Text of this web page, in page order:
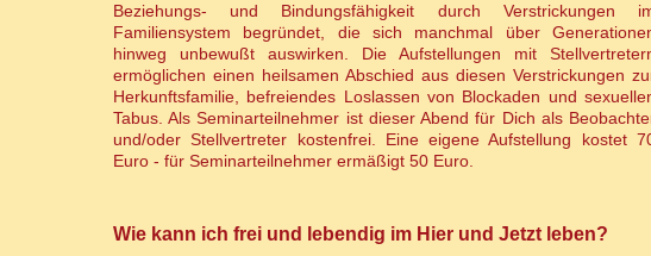
Beziehungs- und Bindungsfähigkeit durch Verstrickungen
Familiensystem begründet, die sich manchmal über
hinweg unbewußt auswirken. Die Aufstellungen mit
ermöglichen einen heilsamen Abschied aus diesen Verstrickungen
Herkunftsfamilie, befreiendes Loslassen von Blockaden und
Tabus. Als Seminarteilnehmer ist dieser Abend für Dich als
und/oder Stellvertreter kostenfrei. Eine eigene Aufstellung kostet
Euro - für Seminarteilnehmer ermäßigt 50 Euro.
Wie kann ich frei und lebendig im Hier und Jetzt leben?